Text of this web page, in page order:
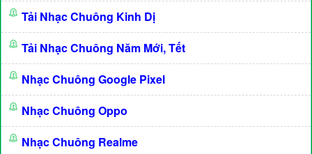
Tải Nhạc Chuông Kinh Dị
Tải Nhạc Chuông Năm Mới, Tết
Nhạc Chuông Google Pixel
Nhạc Chuông Oppo
Nhạc Chuông Realme